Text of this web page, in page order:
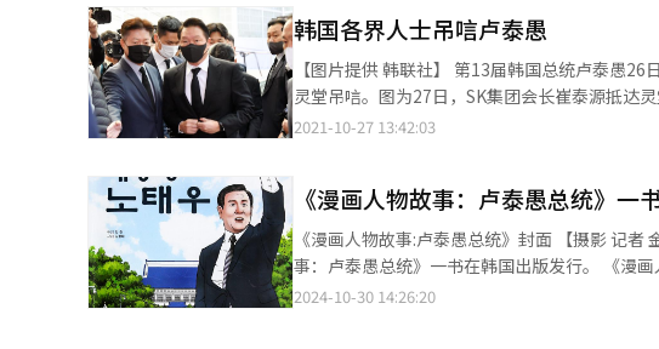
国。该负责人还强调，政府有必要提升对卢泰愚总统的礼遇。 2021年10月26日，卢泰愚因
韩国政府发布公告说，由于卢泰愚生前功过参半
文集《卢泰愚的想法，总统的演讲》书中收录
其中就包括1992年韩中建交当时卢泰愚发表的对国民特别谈话。 2月22日上午，“普通
演讲文集出版纪念会在韩国记者中心举行。【摄
韩国各界人士吊唁卢泰愚
【图片提供 韩联社】 第13届韩国总统卢泰愚26日因病去世，韩国各界人士纷纷前往设在首尔大学附属医院的卢泰愚
灵堂吊唁。图为27日，SK集团会长崔泰源抵达灵
2021-10-27 13:42:03
《漫画人物故事：卢泰愚总统》一
《漫画人物故事:卢泰愚总统》封面 【摄影 记者 金东佑】 在韩国已故前总统卢泰愚去世三周年之际，《漫画人物故
事：卢泰愚总统》一书在韩国出版发行。 《漫画人物故事：卢泰愚总统》以生动有趣的漫画形式，回顾了卢泰愚担任
韩国第十三任总统期间的生平和主要业绩，全
2024-10-30 14:26:20